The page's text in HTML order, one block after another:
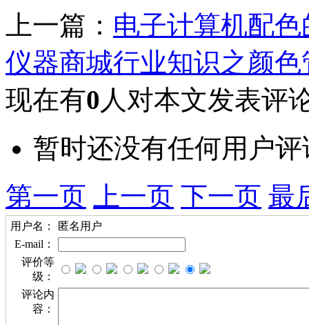
上一篇： 电子计算机配
仪器商城行业知识之颜
现在有0 人对本文发表评
暂时还没有任何用户评
第一页
上一页 下一页 最
用户名：
匿名用户
E-mail：
评价等
级：
评论内
容：